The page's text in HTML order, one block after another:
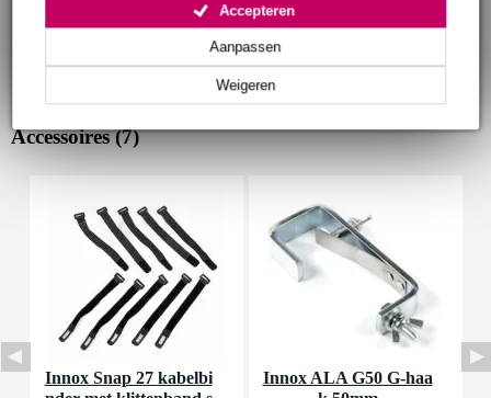
Weigeren
Aanpassen
Accepteren
Accessoires (7)
Innox Snap 27 kabelbi
Innox ALA G50 G-haa